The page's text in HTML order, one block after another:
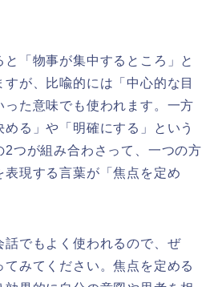
と「物事が集中するところ」と
が、比喩的には「中心的な目
た意味でも使われます。一方
る」や「明確にする」という
2つが組み合わさって、一つの方
表現する言葉が「焦点を定め
話でもよく使われるので、ぜ
みてください。焦点を定める